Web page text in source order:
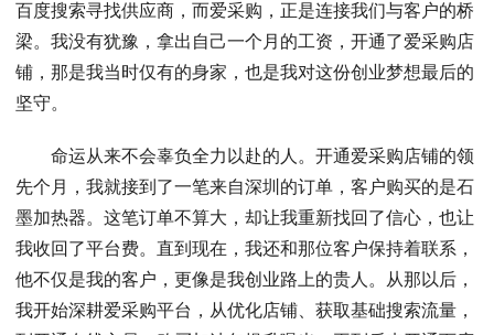
百度搜索寻找供应商，而爱采购，正是连接我们与客户的桥
梁。我没有犹豫，拿出自己一个月的工资，开通了爱采购店
铺，那是我当时仅有的身家，也是我对这份创业梦想最后的
坚守。
命运从来不会辜负全力以赴的人。开通爱采购店铺的领
先个月，我就接到了一笔来自深圳的订单，客户购买的是石
墨加热器。这笔订单不算大，却让我重新找回了信心，也让
我收回了平台费。直到现在，我还和那位客户保持着联系，
他不仅是我的客户，更像是我创业路上的贵人。从那以后，
我开始深耕爱采购平台，从优化店铺、获取基础搜索流量，